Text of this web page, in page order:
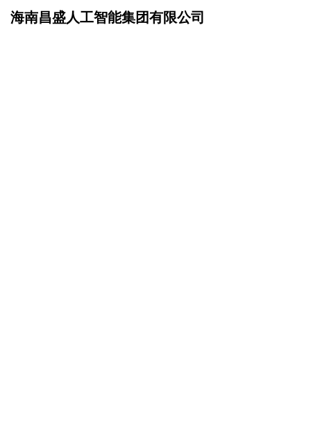
海南昌盛人工智能集团有限公司